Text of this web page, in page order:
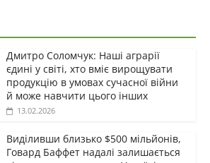
Дмитро Соломчук: Наші аграрії
єдині у світі, хто вміє вирощувати
продукцію в умовах сучасної війни
й може навчити цього інших
13.02.2026
Виділивши близько $500 мільйонів,
Говард Баффет надалі залишається